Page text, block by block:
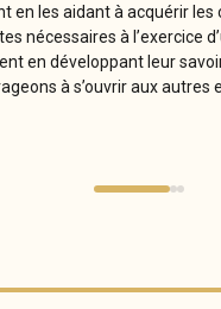
en les aidant à acquérir les
nécessaires à l’exercice
en développant leur
à s’ouvrir aux autres